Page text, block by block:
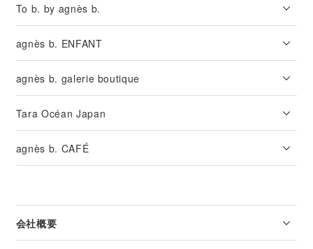
To b. by agnès b.
agnès b. ENFANT
agnès b. galerie boutique
Tara Océan Japan
agnès b. CAFÉ
会社概要